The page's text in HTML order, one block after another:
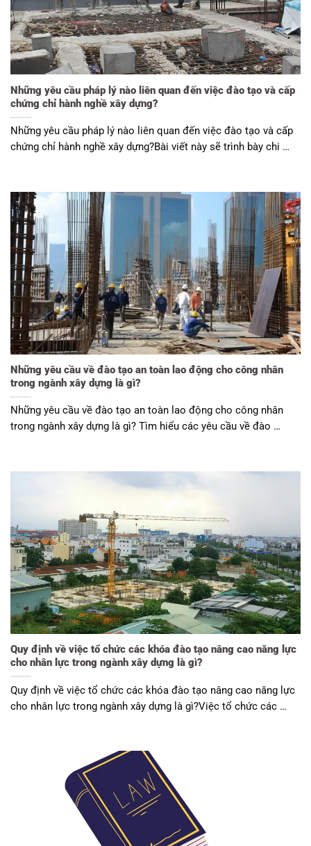
Những yêu cầu pháp lý nào liên quan đến việc đào tạo và cấp
chứng chỉ hành nghề xây dựng?
Những yêu cầu pháp lý nào liên quan đến việc đào tạo và cấp
chứng chỉ hành nghề xây dựng?Bài viết này sẽ trình bày chi …
Những yêu cầu về đào tạo an toàn lao động cho công nhân
trong ngành xây dựng là gì?
Những yêu cầu về đào tạo an toàn lao động cho công nhân
trong ngành xây dựng là gì? Tìm hiểu các yêu cầu về đào …
Quy định về việc tổ chức các khóa đào tạo nâng cao năng lực
cho nhân lực trong ngành xây dựng là gì?
Quy định về việc tổ chức các khóa đào tạo nâng cao năng lực
cho nhân lực trong ngành xây dựng là gì?Việc tổ chức các …